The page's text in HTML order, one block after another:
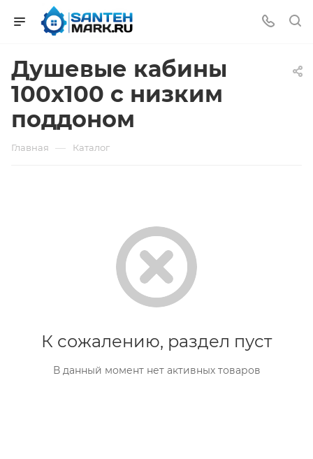
Душевые кабины
100x100 с низким
поддоном
Главная — Каталог
К сожалению, раздел пуст
В данный момент нет активных товаров